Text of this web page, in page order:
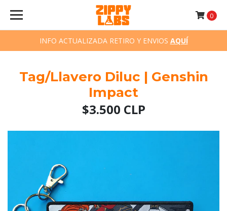
INFO ACTUALIZADA RETIRO Y ENVIOS AQUÍ
0
Tag/Llavero Diluc | Genshin
Impact
$3.500 CLP